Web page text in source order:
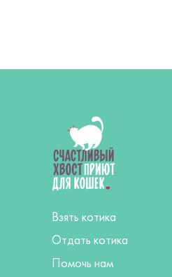
Взять котика
Отдать котика
Помочь нам